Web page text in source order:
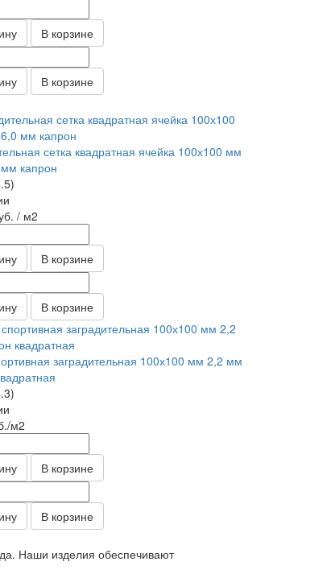
В корзине
В корзине
сетка квадратная ячейка 100х100 мм
капрон
/ м2
В корзине
В корзине
заградительная 100х100 мм 2,2 мм
/м2
В корзине
В корзине
Наши изделия обеспечивают